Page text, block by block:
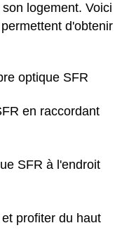
logement. Voici
d'obtenir
optique SFR
en raccordant
SFR à l'endroit
profiter du haut